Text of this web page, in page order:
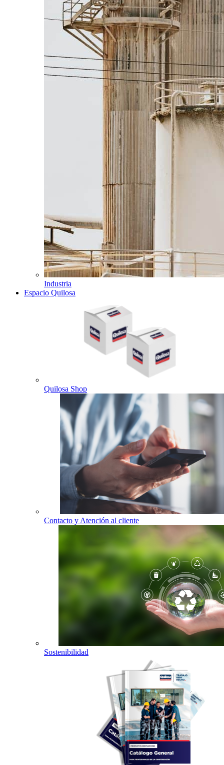
Industria
Espacio Quilosa
Quilosa Shop
Contacto y Atención al cliente
Sostenibilidad